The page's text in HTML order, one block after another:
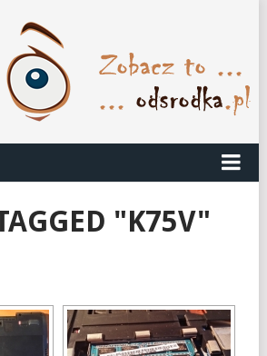
"K75V"